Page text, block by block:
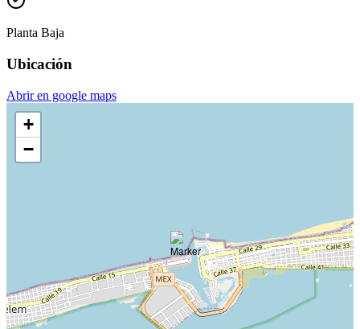
Planta Baja
Ubicación
Abrir en google maps
+
−